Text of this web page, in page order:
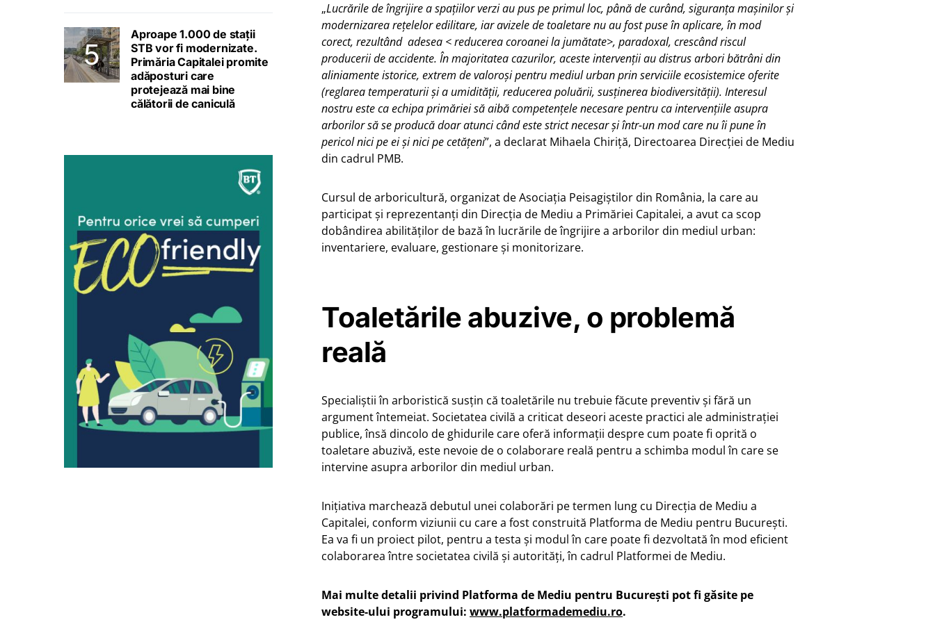
„Lucrările de îngrijire a spațiilor verzi au pus pe primul loc, până de curând, siguranța mașinilor și
modernizarea rețelelor edilitare, iar avizele de toaletare nu au fost puse în aplicare, în mod
corect, rezultând adesea < reducerea coroanei la jumătate>, paradoxal, crescând riscul
producerii de accidente. În majoritatea cazurilor, aceste intervenții au distrus arbori bătrâni din
aliniamente istorice, extrem de valoroși pentru mediul urban prin serviciile ecosistemice oferite
(reglarea temperaturii și a umidității, reducerea poluării, susținerea biodiversității). Interesul
nostru este ca echipa primăriei să aibă competențele necesare pentru ca intervențiile asupra
arborilor să se producă doar atunci când este strict necesar și într-un mod care nu îi pune în
pericol nici pe ei și nici pe cetățeni”, a declarat Mihaela Chiriță, Directoarea Direcției de Mediu
din cadrul PMB.
Cursul de arboricultură, organizat de Asociația Peisagiștilor din România, la care au
participat și reprezentanți din Direcția de Mediu a Primăriei Capitalei, a avut ca scop
dobândirea abilităților de bază în lucrările de îngrijire a arborilor din mediul urban:
inventariere, evaluare, gestionare și monitorizare.
Toaletările abuzive, o problemă
reală
Specialiștii în arboristică susțin că toaletările nu trebuie făcute preventiv și fără un
argument întemeiat. Societatea civilă a criticat deseori aceste practici ale administrației
publice, însă dincolo de ghidurile care oferă informații despre cum poate fi oprită o
toaletare abuzivă, este nevoie de o colaborare reală pentru a schimba modul în care se
intervine asupra arborilor din mediul urban.
Inițiativa marchează debutul unei colaborări pe termen lung cu Direcția de Mediu a
Capitalei, conform viziunii cu care a fost construită Platforma de Mediu pentru București.
Ea va fi un proiect pilot, pentru a testa și modul în care poate fi dezvoltată în mod eficient
colaborarea între societatea civilă și autorități, în cadrul Platformei de Mediu.
Mai multe detalii privind Platforma de Mediu pentru București pot fi găsite pe
website-ului programului: www.platformademediu.ro.
Aproape 1.000 de stații
STB vor fi modernizate.
Primăria Capitalei promite
adăposturi care
protejează mai bine
călătorii de caniculă